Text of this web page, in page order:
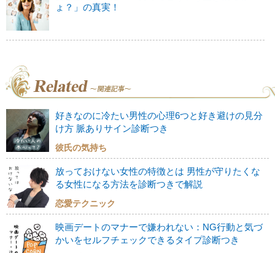
ょ？」の真実！
好きなのに冷たい男性の心理6つと好き避けの見分
け方 脈ありサイン診断つき
彼氏の気持ち
放っておけない女性の特徴とは 男性が守りたくな
る女性になる方法を診断つきで解説
恋愛テクニック
映画デートのマナーで嫌われない：NG行動と気づ
かいをセルフチェックできるタイプ診断つき